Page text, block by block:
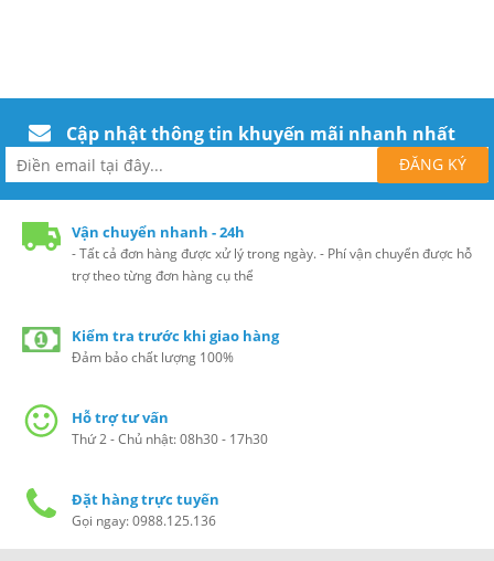
Cập nhật thông tin khuyến mãi nhanh nhất
Vận chuyển nhanh - 24h
- Tất cả đơn hàng được xử lý trong ngày. - Phí vận chuyển được hỗ
trợ theo từng đơn hàng cụ thể
Kiểm tra trước khi giao hàng
Đảm bảo chất lượng 100%
Hỗ trợ tư vấn
Thứ 2 - Chủ nhật: 08h30 - 17h30
Đặt hàng trực tuyến
Gọi ngay: 0988.125.136